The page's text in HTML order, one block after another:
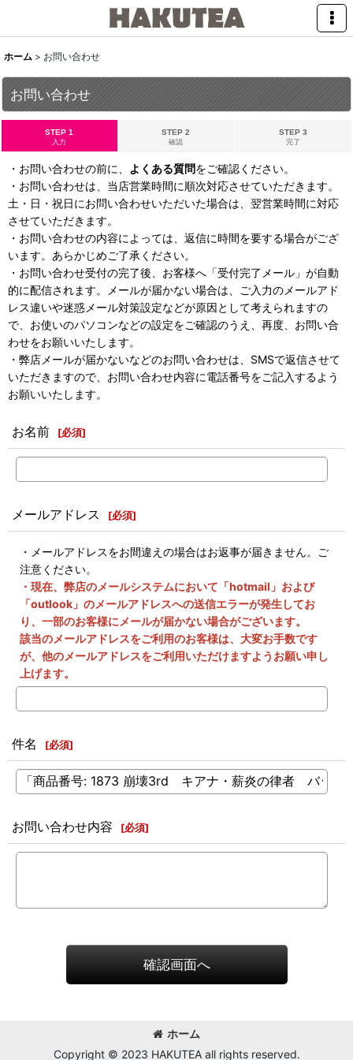
ホーム > お問い合わせ
お問い合わせ
STEP 1
入力
STEP 2
確認
STEP 3
完了
・お問い合わせの前に、 よくある質問をご確認ください。
・お問い合わせは、当店営業時間に順次対応させていただきます。
土・日・祝日にお問い合わせいただいた場合は、翌営業時間に対応
させていただきます。
・お問い合わせの内容によっては、返信に時間を要する場合がござ
います。あらかじめご了承ください。
・お問い合わせ受付の完了後、お客様へ「受付完了メール」が自動
的に配信されます。メールが届かない場合は、ご入力のメールアド
レス違いや迷惑メール対策設定などが原因として考えられますの
で、お使いのパソコンなどの設定をご確認のうえ、再度、お問い合
わせをお願いいたします。
・弊店メールが届かないなどのお問い合わせは、SMSで返信させて
いただきますので、お問い合わせ内容に電話番号をご記入するよう
お願いいたします。
お名前 [必須]
メールアドレス [必須]
・メールアドレスをお間違えの場合はお返事が届きません。ご
注意ください。
・現在、弊店のメールシステムにおいて「hotmail」および
「outlook」のメールアドレスへの送信エラーが発生してお
り、一部のお客様にメールが届かない場合がございます。
該当のメールアドレスをご利用のお客様は、大変お手数です
が、他のメールアドレスをご利用いただけますようお願い申し
上げます。
件名 [必須]
お問い合わせ内容 [必須]
確認画面へ
ホーム
Copyright © 2023 HAKUTEA all rights reserved.